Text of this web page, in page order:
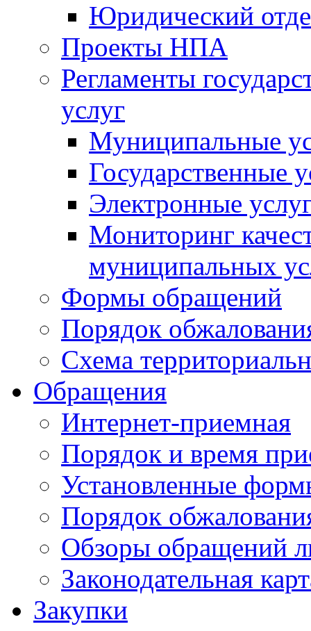
Юридический
Проекты НПА
Регламенты
услуг
Муниципальные
Государственные
Электронные
Мониторинг
муниципальных
Формы обращений
Порядок
Схема
Обращения
Интернет-приемная
Порядок и время
Установленные
Порядок
Обзоры обращений
Законодательная
Закупки